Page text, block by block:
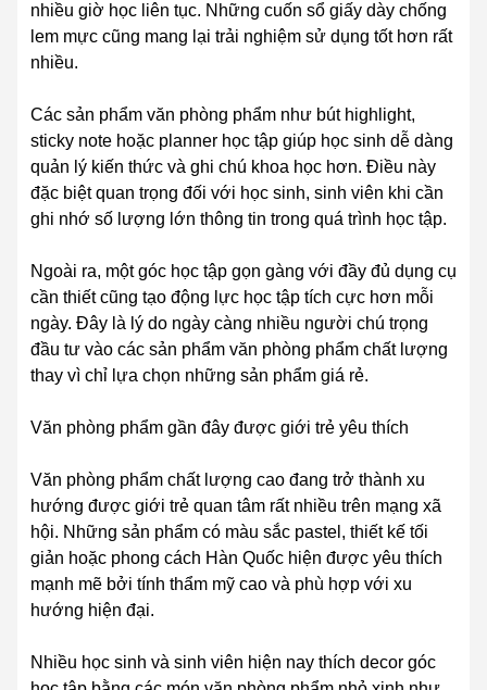
nhiều giờ học liên tục. Những cuốn sổ giấy dày chống
lem mực cũng mang lại trải nghiệm sử dụng tốt hơn rất
nhiều.
Các sản phẩm văn phòng phẩm như bút highlight,
sticky note hoặc planner học tập giúp học sinh dễ dàng
quản lý kiến thức và ghi chú khoa học hơn. Điều này
đặc biệt quan trọng đối với học sinh, sinh viên khi cần
ghi nhớ số lượng lớn thông tin trong quá trình học tập.
Ngoài ra, một góc học tập gọn gàng với đầy đủ dụng cụ
cần thiết cũng tạo động lực học tập tích cực hơn mỗi
ngày. Đây là lý do ngày càng nhiều người chú trọng
đầu tư vào các sản phẩm văn phòng phẩm chất lượng
thay vì chỉ lựa chọn những sản phẩm giá rẻ.
Văn phòng phẩm gần đây được giới trẻ yêu thích
Văn phòng phẩm chất lượng cao đang trở thành xu
hướng được giới trẻ quan tâm rất nhiều trên mạng xã
hội. Những sản phẩm có màu sắc pastel, thiết kế tối
giản hoặc phong cách Hàn Quốc hiện được yêu thích
mạnh mẽ bởi tính thẩm mỹ cao và phù hợp với xu
hướng hiện đại.
Nhiều học sinh và sinh viên hiện nay thích decor góc